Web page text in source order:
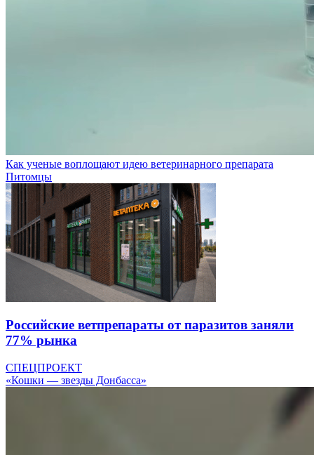
Как ученые воплощают идею ветеринарного препарата
Питомцы
Российские ветпрепараты от паразитов заняли
77% рынка
СПЕЦПРОЕКТ
«Кошки — звезды Донбасса»